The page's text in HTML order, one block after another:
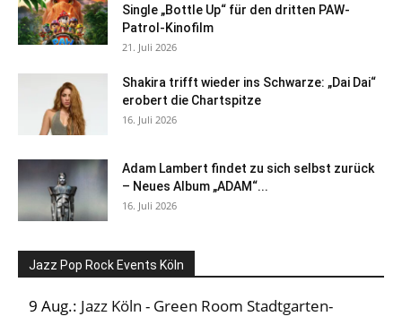
Single „Bottle Up“ für den dritten PAW-
Patrol-Kinofilm
21. Juli 2026
Shakira trifft wieder ins Schwarze: „Dai Dai“
erobert die Chartspitze
16. Juli 2026
Adam Lambert findet zu sich selbst zurück
– Neues Album „ADAM“...
16. Juli 2026
Jazz Pop Rock Events Köln
9 Aug.: Jazz Köln - Green Room Stadtgarten-